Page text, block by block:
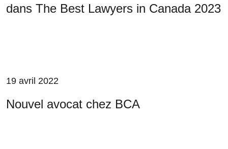
dans The Best Lawyers in Canada 2023
19 avril 2022
Nouvel avocat chez BCA